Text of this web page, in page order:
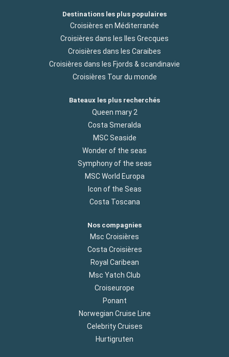
Destinations les plus populaires
Croisières en Méditerranée
Croisières dans les Iles Grecques
Croisières dans les Caraibes
Croisières dans les Fjords & scandinavie
Croisières Tour du monde
Bateaux les plus recherchés
Queen mary 2
Costa Smeralda
MSC Seaside
Wonder of the seas
Symphony of the seas
MSC World Europa
Icon of the Seas
Costa Toscana
Nos compagnies
Msc Croisières
Costa Croisières
Royal Caribean
Msc Yatch Club
Croiseurope
Ponant
Norwegian Cruise Line
Celebrity Cruises
Hurtigruten